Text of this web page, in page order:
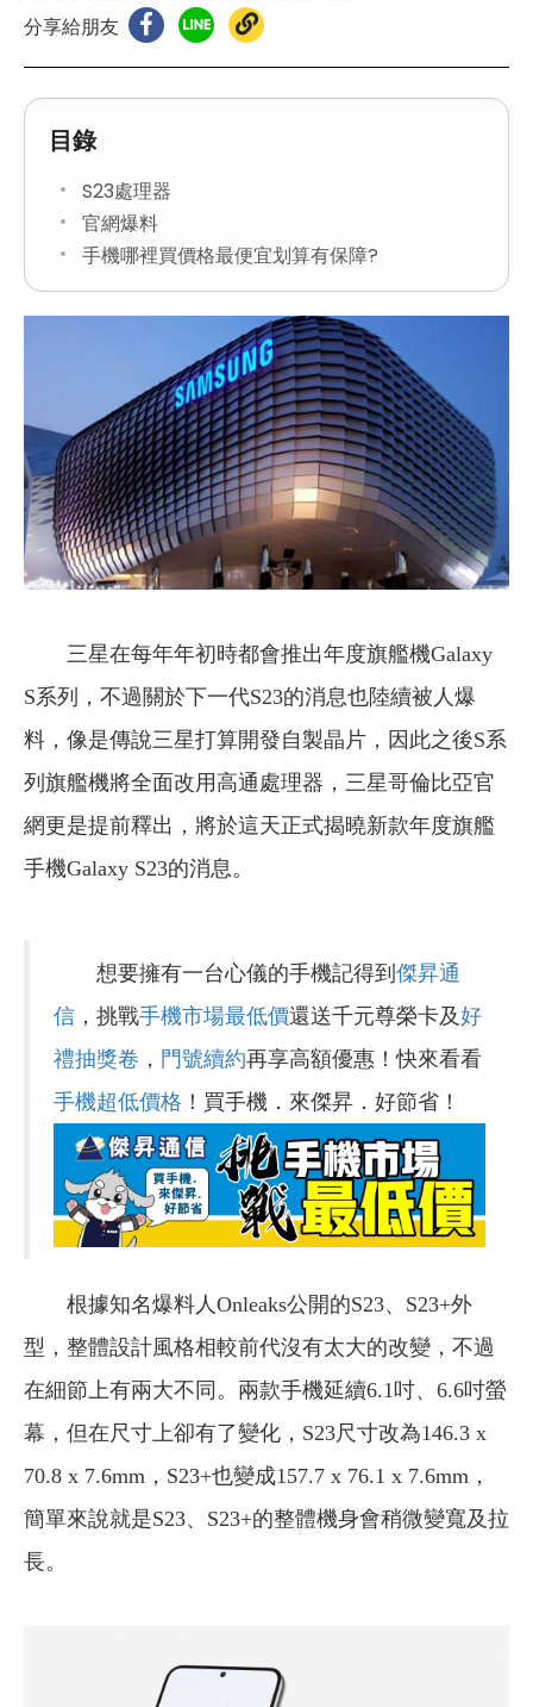
分享給朋友
目錄
S23處理器
官網爆料
手機哪裡買價格最便宜划算有保障?
三星在每年年初時都會推出年度旗艦機Galaxy
S系列，不過關於下一代S23的消息也陸續被人爆
料，像是傳說三星打算開發自製晶片，因此之後S系
列旗艦機將全面改用高通處理器，三星哥倫比亞官
網更是提前釋出，將於這天正式揭曉新款年度旗艦
手機Galaxy S23的消息。
想要擁有一台心儀的手機記得到 傑昇通
信 ，挑戰手機市場最低價還送千元尊榮卡及好
禮抽獎卷 ， 門號續約再享高額優惠！快來看看
手機超低價格 ！買手機．來傑昇．好節省！
根據知名爆料人Onleaks公開的S23、S23+外
型，整體設計風格相較前代沒有太大的改變，不過
在細節上有兩大不同。兩款手機延續6.1吋、6.6吋螢
幕，但在尺寸上卻有了變化，S23尺寸改為146.3 x
70.8 x 7.6mm，S23+也變成157.7 x 76.1 x 7.6mm，
簡單來說就是S23、S23+的整體機身會稍微變寬及拉
長。